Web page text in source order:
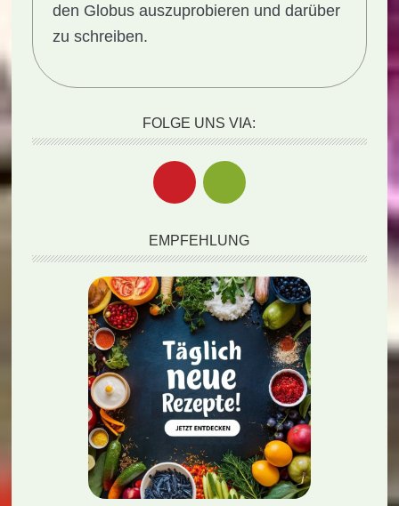
den Globus auszuprobieren und darüber
zu schreiben.
FOLGE UNS VIA:
EMPFEHLUNG